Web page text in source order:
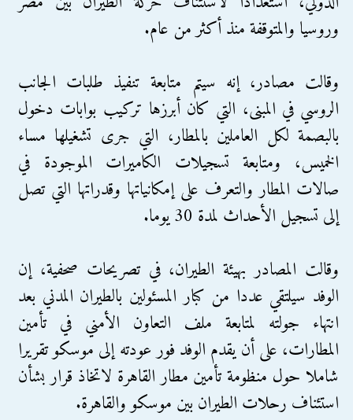
وروسيا والمتوقفة منذ أكثر من عام.
وقالت مصادر، إنه سيتم متابعة تنفيذ طلبات الجانب
الروسي في المبنى، التي كان أبرزها تركيب بوابات دخول
بالبصمة لكل العاملين بالمطار، التي جرى تشغيلها مساء
الخميس، ومتابعة تسجيلات الكاميرات الموجودة في
صالات المطار والتعرف على إمكانياتها وقدراتها التي تصل
إلى تسجيل الأحداث لمدة 30 يوما.
وقالت المصادر بهيئة الطيران، في تصريحات صحفية، إن
الوفد سيلتقي عددا من كبار المسئولين بالطيران المدني بعد
انتهاء جولته لمتابعة ملف التعاون الأمني في تأمين
المطارات، على أن يقدم الوفد فور عودته إلى موسكو تقريرا
شاملا حول منظومة تأمين مطار القاهرة لاتخاذ قرار بشأن
استئناف رحلات الطيران بين موسكو والقاهرة.